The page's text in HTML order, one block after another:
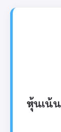
หุ้นเน้